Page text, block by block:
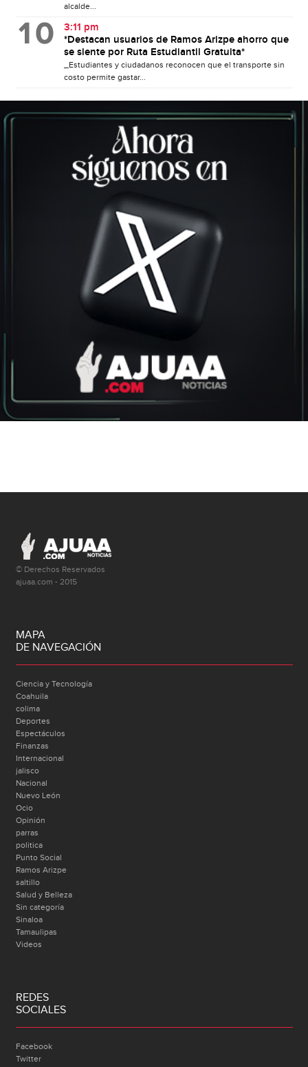
alcalde...
3:11 pm
*Destacan usuarios de Ramos Arizpe ahorro que
se siente por Ruta Estudiantil Gratuita*
_Estudiantes y ciudadanos reconocen que el transporte sin
costo permite gastar...
© Derechos Reservados
ajuaa.com - 2015
MAPA
DE NAVEGACIÓN
Ciencia y Tecnología
Coahuila
colima
Deportes
Espectáculos
Finanzas
Internacional
jalisco
Nacional
Nuevo León
Ocio
Opinión
parras
politica
Punto Social
Ramos Arizpe
saltillo
Salud y Belleza
Sin categoría
Sinaloa
Tamaulipas
Videos
REDES
SOCIALES
Facebook
Twitter